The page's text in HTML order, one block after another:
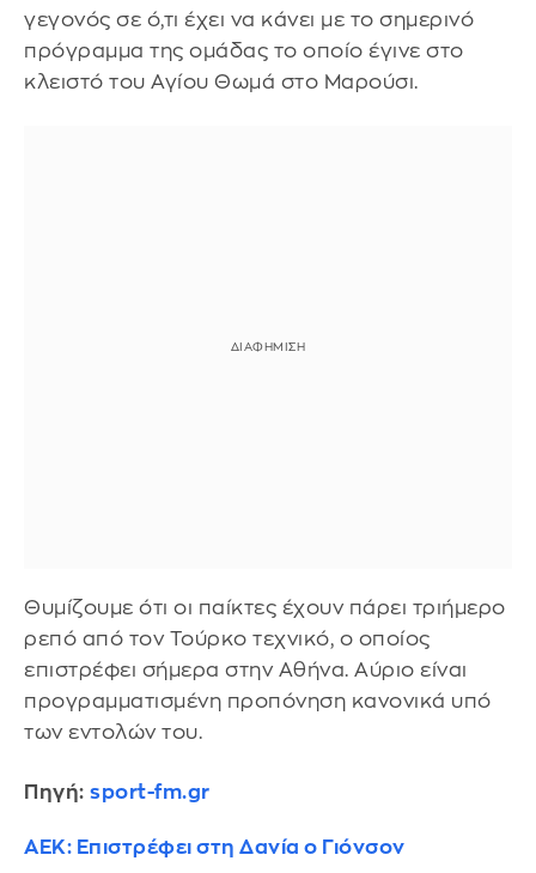
γεγονός σε ό,τι έχει να κάνει με το σημερινό
πρόγραμμα της ομάδας το οποίο έγινε στο
κλειστό του Αγίου Θωμά στο Μαρούσι.
Θυμίζουμε ότι οι παίκτες έχουν πάρει τριήμερο
ρεπό από τον Τούρκο τεχνικό, ο οποίος
επιστρέφει σήμερα στην Αθήνα. Αύριο είναι
προγραμματισμένη προπόνηση κανονικά υπό
των εντολών του.
Πηγή: sport-fm.gr
ΑΕΚ: Επιστρέφει στη Δανία ο Γιόνσον